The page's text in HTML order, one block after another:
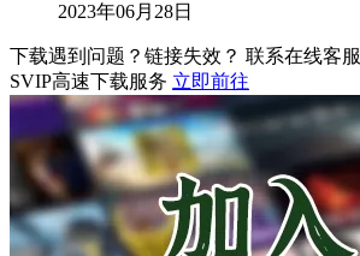
2023年06月28日
下载遇到问题？链接失效？ 联系在线客服
SVIP高速下载服务 立即前往